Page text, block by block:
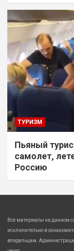
ТУРИЗМ
Пьяный
самолет,
Россию
Все материалы на данном
исключительно в
владельцам.